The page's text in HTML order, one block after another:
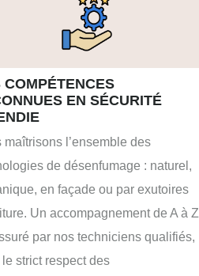
COMPÉTENCES
EN SÉCURITÉ
maîtrisons l’ensemble des
de désenfumage : naturel,
en façade ou par exutoires
Un accompagnement de A à Z
par nos techniciens qualifiés,
strict respect des